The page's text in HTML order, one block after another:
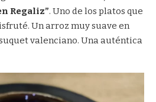
Regaliz”. Uno de los platos que
Un arroz muy suave en
valenciano. Una auténtica